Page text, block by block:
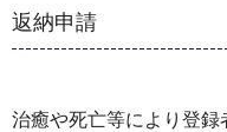
返納申請
治癒や死亡等により登